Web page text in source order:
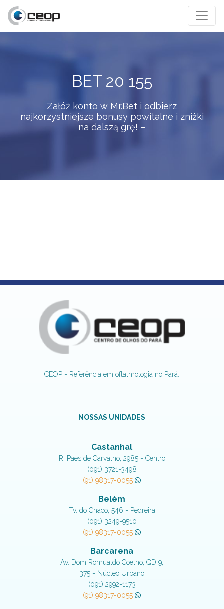
BET 20 155
Załóż konto w Mr.Bet i odbierz
najkorzystniejsze bonusy powitalne i zniżki
na dalszą grę! –
CEOP - Referência em oftalmologia no Pará.
NOSSAS UNIDADES
Castanhal
R. Paes de Carvalho, 2985 - Centro
(091) 3721-3498
(91) 98317-0055
Belém
Tv. do Chaco, 546 - Pedreira
(091) 3249-9510
(91) 98317-0055
Barcarena
Av. Dom Romualdo Coelho, QD 9,
375 - Núcleo Urbano
(091) 2992-1173
(91) 98317-0055